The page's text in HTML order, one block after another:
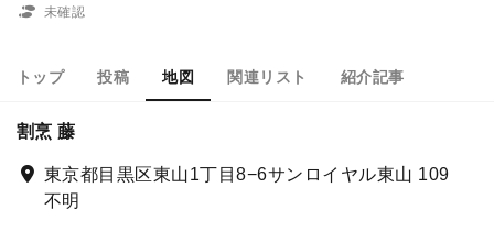
未確認
トップ 投稿 地図 関連リスト 紹介記事
割烹 藤
東京都目黒区東山1丁目8−6サンロイヤル東山 109
不明